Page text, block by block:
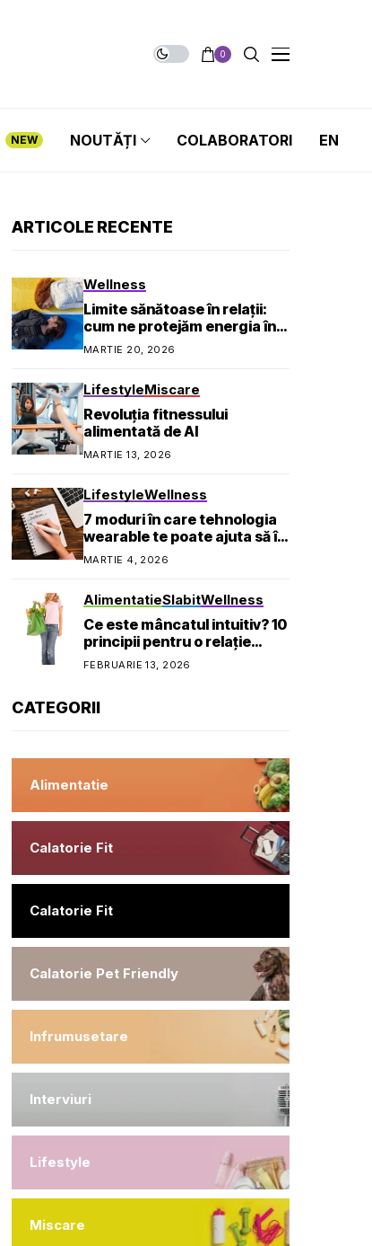
0
NEW NOUTĂȚI COLABORATORI EN
ARTICOLE RECENTE
Wellness
Limite sănătoase în relații:
cum ne protejăm energia în
viața socială și profesională
MARTIE 20, 2026
LifestyleMiscare
Revoluția fitnessului
alimentată de AI
MARTIE 13, 2026
LifestyleWellness
7 moduri în care tehnologia
wearable te poate ajuta să îți
atingi obiectivele de
sănătate
MARTIE 4, 2026
AlimentatieSlabitWellness
Ce este mâncatul intuitiv? 10
principii pentru o relație
sănătoasă cu mâncarea
FEBRUARIE 13, 2026
CATEGORII
Alimentatie
Calatorie Fit
Calatorie Fit
Calatorie Pet Friendly
Infrumusetare
Interviuri
Lifestyle
Miscare